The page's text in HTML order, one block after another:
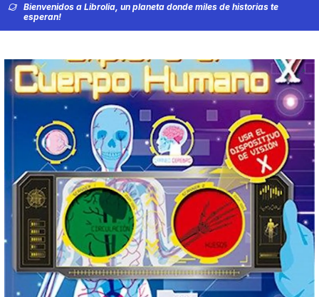
Bienvenidos a Librolia, un planeta donde miles de historias te
esperan!